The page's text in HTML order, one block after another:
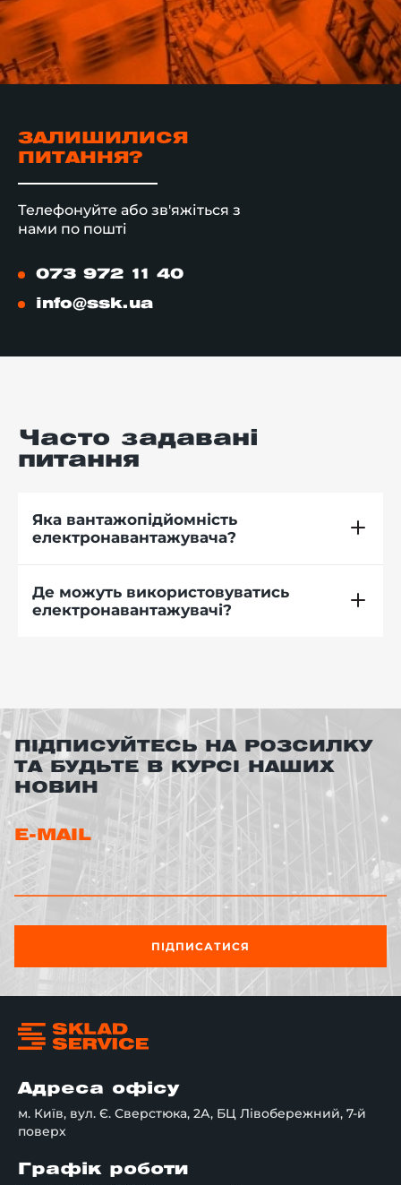
ЗАЛИШИЛИСЯ
ПИТАННЯ?
Телефонуйте або зв'яжіться з
нами по пошті
073 972 11 40
info@ssk.ua
Часто задавані
питання
Яка вантажопідйомність
електронавантажувача?
Де можуть використовуватись
електронавантажувачі?
ПІДПИСУЙТЕСЬ НА РОЗСИЛКУ
ТА БУДЬТЕ В КУРСІ НАШИХ
НОВИН
E-MAIL
ПІДПИСАТИСЯ
Адреса офісу
м. Київ, вул. Є. Сверстюка, 2А, БЦ Лівобережний, 7-й
поверх
Графік роботи